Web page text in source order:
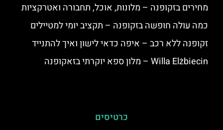
מחירים בזקופנה – מלונות, אוכל, תחבורה ואטרקציות
כמה עולה חופשה בזקופנה – תקציב יומי למטיילים
זקופנה ללא רכב – איפה כדאי לישון ואיך להתנייד
Willa Elżbiecin – מלון ספא יוקרתי בזאקופנה
כרטיסים